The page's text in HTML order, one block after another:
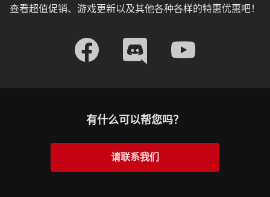
查看超值促销、游戏更新以及其他各种各样的特惠优惠吧！
有什么可以帮您吗？
请联系我们